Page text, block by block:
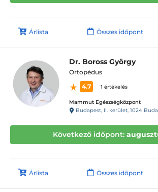
Árlista Összes időpont
Dr. Boross György
Ortopédus
4.7
1 értékelés
Mammut Egészségközpont
Budapest, II. kerület, 1024 Budapest, Lövőház utca 1-5.
Következő időpont:
Árlista Összes időpont